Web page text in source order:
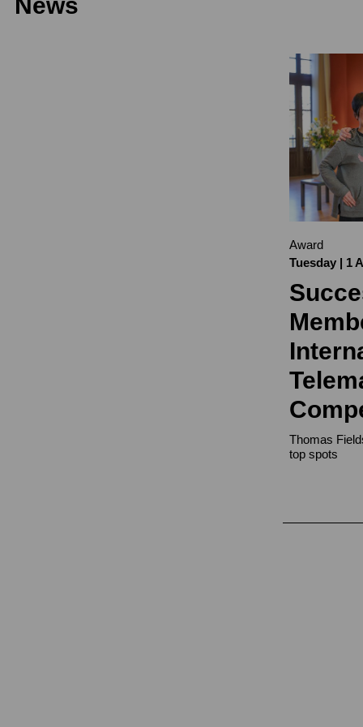
Award
Tuesday | 1
Thomas
top spots